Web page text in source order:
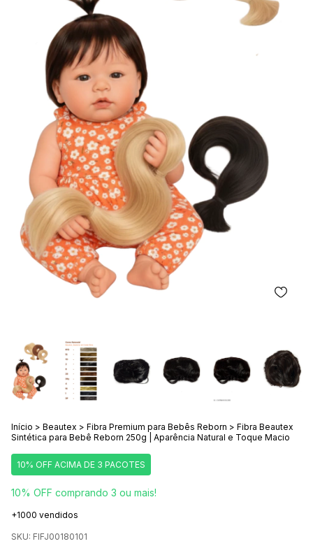
Início > Beautex > Fibra Premium para Bebês Reborn > Fibra Beautex
Sintética para Bebê Reborn 250g | Aparência Natural e Toque Macio
10% OFF ACIMA DE 3 PACOTES
10% OFF comprando 3 ou mais!
+1000 vendidos
SKU: FIFJ00180101